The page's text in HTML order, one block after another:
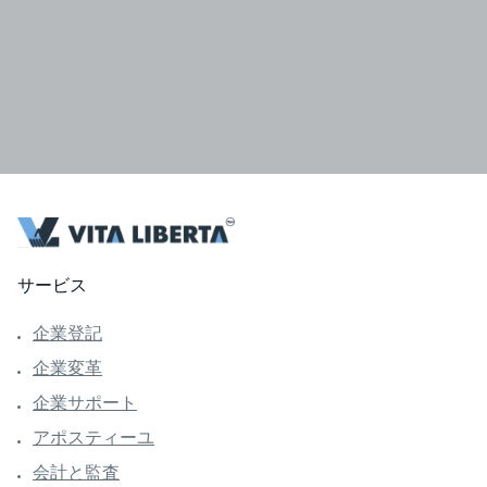
サービス
企業登記
企業変革
企業サポート
アポスティーユ
会計と監査